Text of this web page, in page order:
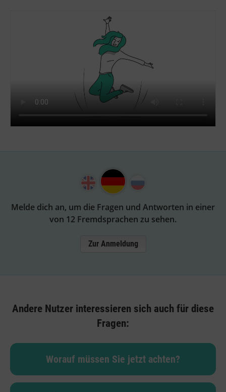
Melde dich an, um die Fragen und Antworten in einer
von 12 Fremdsprachen zu sehen.
Zur Anmeldung
Andere Nutzer interessieren sich auch für diese
Fragen:
Worauf müssen Sie jetzt achten?